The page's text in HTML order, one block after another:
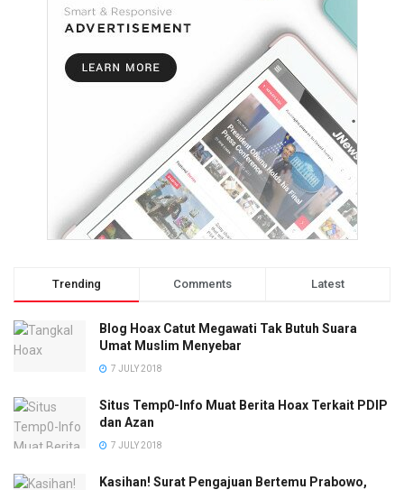
Trending Comments Latest
Blog Hoax Catut Megawati Tak Butuh Suara
Umat Muslim Menyebar
7 JULY 2018
Situs Temp0-Info Muat Berita Hoax Terkait PDIP
dan Azan
7 JULY 2018
Kasihan! Surat Pengajuan Bertemu Prabowo,